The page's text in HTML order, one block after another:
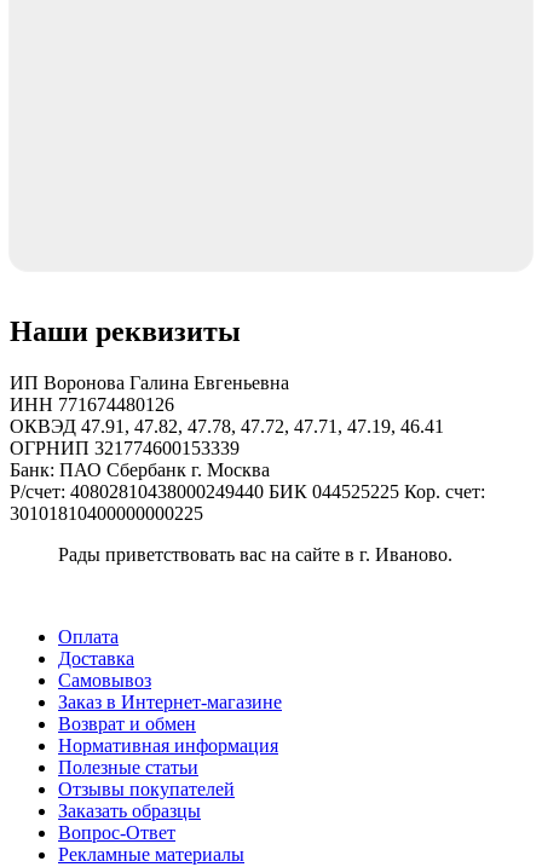
Наши реквизиты
ИП Воронова Галина Евгеньевна
ИНН 771674480126
ОКВЭД 47.91, 47.82, 47.78, 47.72, 47.71, 47.19, 46.41
ОГРНИП 321774600153339
Банк: ПАО Сбербанк г. Москва
Р/счет: 40802810438000249440 БИК 044525225 Кор. счет:
30101810400000000225
Рады приветствовать вас на сайте в г. Иваново.
Оплата
Доставка
Самовывоз
Заказ в Интернет-магазине
Возврат и обмен
Нормативная информация
Полезные статьи
Отзывы покупателей
Заказать образцы
Вопрос-Ответ
Рекламные материалы